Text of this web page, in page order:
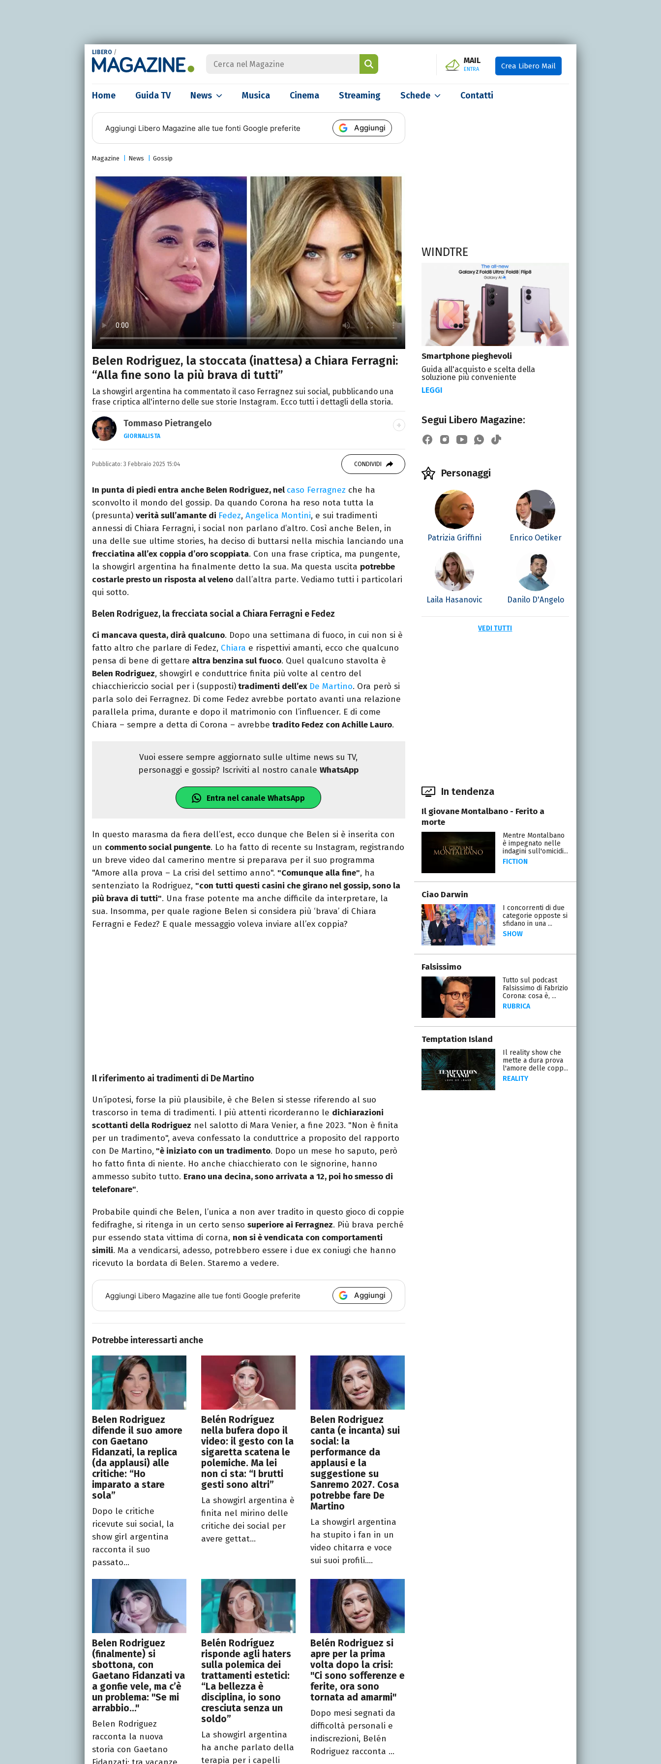
LIBERO /
MAIL
ENTRA Crea Libero Mail
Home Guida TV News Musica Cinema Streaming Schede Contatti
Aggiungi Libero Magazine alle tue fonti Google preferite Aggiungi
Magazine News Gossip
Belen Rodriguez, la stoccata (inattesa) a Chiara Ferragni:
“Alla fine sono la più brava di tutti”
La showgirl argentina ha commentato il caso Ferragnez sui social, pubblicando una
frase criptica all'interno delle sue storie Instagram. Ecco tutti i dettagli della storia.
Tommaso Pietrangelo
GIORNALISTA
Autore, giornalista, cantautore. Laureato in Letterature Straniere, è
appassionato di cinema, poesia e Shakespeare. Scrive canzoni e ama i
Pubblicato: 3 Febbraio 2025 15:04 CONDIVIDI
In punta di piedi entra anche Belen Rodriguez, nel caso Ferragnez che ha
sconvolto il mondo del gossip. Da quando Corona ha reso nota tutta la
(presunta) verità sull’amante di Fedez, Angelica Montini, e sui tradimenti
annessi di Chiara Ferragni, i social non parlano d’altro. Così anche Belen, in
una delle sue ultime stories, ha deciso di buttarsi nella mischia lanciando una
frecciatina all’ex coppia d’oro scoppiata. Con una frase criptica, ma pungente,
la showgirl argentina ha finalmente detto la sua. Ma questa uscita potrebbe
costarle presto un risposta al veleno dall’altra parte. Vediamo tutti i particolari
qui sotto.
Belen Rodriguez, la frecciata social a Chiara Ferragni e Fedez
Ci mancava questa, dirà qualcuno. Dopo una settimana di fuoco, in cui non si è
fatto altro che parlare di Fedez, Chiara e rispettivi amanti, ecco che qualcuno
pensa di bene di gettare altra benzina sul fuoco. Quel qualcuno stavolta è
Belen Rodriguez, showgirl e conduttrice finita più volte al centro del
chiacchiericcio social per i (supposti)tradimenti dell’ex De Martino. Ora però si
parla solo dei Ferragnez. Di come Fedez avrebbe portato avanti una relazione
parallela prima, durante e dopo il matrimonio con l’influencer. E di come
Chiara – sempre a detta di Corona – avrebbe tradito Fedez con Achille Lauro.
Vuoi essere sempre aggiornato sulle ultime news su TV,
personaggi e gossip? Iscriviti al nostro canaleWhatsApp
Entra nel canale WhatsApp
In questo marasma da fiera dell’est, ecco dunque che Belen si è inserita con
un commento social pungente. Lo ha fatto di recente su Instagram, registrando
un breve video dal camerino mentre si preparava per il suo programma
"Amore alla prova – La crisi del settimo anno". "Comunque alla fine", ha
sentenziato la Rodriguez, "con tutti questi casini che girano nel gossip, sono la
più brava di tutti". Una frase potente ma anche difficile da interpretare, la
sua. Insomma, per quale ragione Belen si considera più ‘brava’ di Chiara
Ferragni e Fedez? E quale messaggio voleva inviare all’ex coppia?
Il riferimento ai tradimenti di De Martino
Un’ipotesi, forse la più plausibile, è che Belen si stesse riferendo al suo
trascorso in tema di tradimenti. I più attenti ricorderanno le dichiarazioni
scottanti della Rodriguez nel salotto di Mara Venier, a fine 2023. "Non è finita
per un tradimento", aveva confessato la conduttrice a proposito del rapporto
con De Martino, "è iniziato con un tradimento. Dopo un mese ho saputo, però
ho fatto finta di niente. Ho anche chiacchierato con le signorine, hanno
ammesso subito tutto. Erano una decina, sono arrivata a 12, poi ho smesso di
telefonare".
Probabile quindi che Belen, l’unica a non aver tradito in questo gioco di coppie
fedifraghe, si ritenga in un certo senso superiore ai Ferragnez. Più brava perché
pur essendo stata vittima di corna, non si è vendicata con comportamenti
simili. Ma a vendicarsi, adesso, potrebbero essere i due ex coniugi che hanno
ricevuto la bordata di Belen. Staremo a vedere.
Aggiungi Libero Magazine alle tue fonti Google preferite Aggiungi
Potrebbe interessarti anche
Belen Rodriguez
difende il suo amore
con Gaetano
Fidanzati, la replica
(da applausi) alle
critiche: “Ho
imparato a stare
sola”
Dopo le critiche
ricevute sui social, la
show girl argentina
racconta il suo
passato...
Belén Rodríguez
nella bufera dopo il
video: il gesto con la
sigaretta scatena le
polemiche. Ma lei
non ci sta: “I brutti
gesti sono altri”
La showgirl argentina è
finita nel mirino delle
critiche dei social per
avere gettat...
Belen Rodriguez
canta (e incanta) sui
social: la
performance da
applausi e la
suggestione su
Sanremo 2027. Cosa
potrebbe fare De
Martino
La showgirl argentina
ha stupito i fan in un
video chitarra e voce
sui suoi profili....
Belen Rodriguez
(finalmente) si
sbottona, con
Gaetano Fidanzati va
a gonfie vele, ma c’è
un problema: "Se mi
arrabbio…"
Belen Rodriguez
racconta la nuova
storia con Gaetano
Belén Rodríguez
risponde agli haters
sulla polemica dei
trattamenti estetici:
“La bellezza è
disciplina, io sono
cresciuta senza un
soldo”
La showgirl argentina
ha anche parlato della
terapia per i capelli
Belén Rodriguez si
apre per la prima
volta dopo la crisi:
"Ci sono sofferenze e
ferite, ora sono
tornata ad amarmi"
Dopo mesi segnati da
difficoltà personali e
indiscrezioni, Belén
Rodriguez racconta ...
WINDTRE
Smartphone pieghevoli
Guida all'acquisto e scelta della
soluzione più conveniente
LEGGI
Segui Libero Magazine:
Personaggi
Patrizia Griffini Enrico Oetiker
Laila Hasanovic Danilo D'Angelo
VEDI TUTTI
In tendenza
Il giovane Montalbano - Ferito a
morte
Mentre Montalbano
è impegnato nelle
indagini sull'omicidi...
FICTION
Ciao Darwin
I concorrenti di due
categorie opposte si
sfidano in una ...
SHOW
Falsissimo
Tutto sul podcast
Falsissimo di Fabrizio
Corona: cosa è, ...
RUBRICA
Temptation Island
Il reality show che
mette a dura prova
l'amore delle copp...
REALITY